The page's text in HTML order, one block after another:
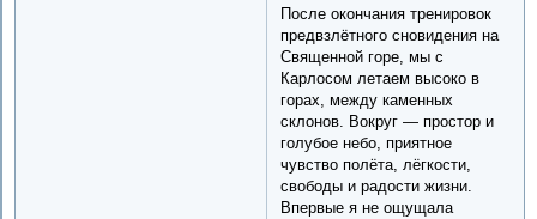
После окончания тренировок
предвзлётного сновидения на
Священной горе, мы с
Карлосом летаем высоко в
горах, между каменных
склонов. Вокруг — простор и
голубое небо, приятное
чувство полёта, лёгкости,
свободы и радости жизни.
Впервые я не ощущала